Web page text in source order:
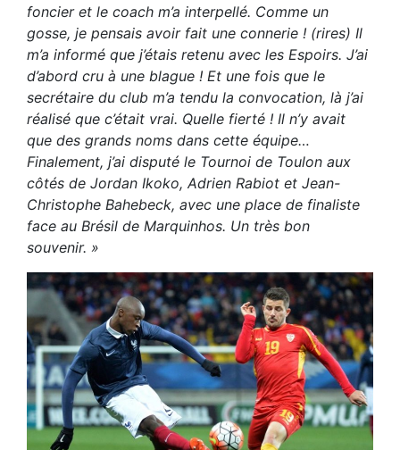
foncier et le coach m’a interpellé. Comme un
gosse, je pensais avoir fait une connerie ! (rires) Il
m’a informé que j’étais retenu avec les Espoirs. J’ai
d’abord cru à une blague ! Et une fois que le
secrétaire du club m’a tendu la convocation, là j’ai
réalisé que c’était vrai. Quelle fierté ! Il n’y avait
que des grands noms dans cette équipe…
Finalement, j’ai disputé le Tournoi de Toulon aux
côtés de Jordan Ikoko, Adrien Rabiot et Jean-
Christophe Bahebeck, avec une place de finaliste
face au Brésil de Marquinhos. Un très bon
souvenir. »